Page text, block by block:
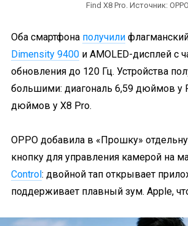
Find X8 Pro. Источник: OPPO
Оба смартфона получили
Dimensity 9400 и AMOLED-дисплей с
обновления до 120 Гц. Устройства
большими: диагональ 6,59 дюймов у
дюймов у X8 Pro.
OPPO добавила в «Прошку»
кнопку для управления камерой на
Control: двойной тап открывает
поддерживает плавный зум. Apple,